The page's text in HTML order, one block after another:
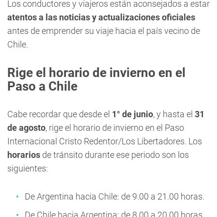
Los conductores y viajeros están aconsejados a estar
atentos a las noticias y actualizaciones oficiales
antes de emprender su viaje hacia el país vecino de
Chile.
Rige el horario de invierno en el
Paso a Chile
Cabe recordar que desde el 1° de junio, y hasta el 31
de agosto, rige el horario de invierno en el Paso
Internacional Cristo Redentor/Los Libertadores. Los
horarios de tránsito durante ese periodo son los
siguientes:
De Argentina hacia Chile: de 9.00 a 21.00 horas.
De Chile hacia Argentina: de 8.00 a 20.00 horas.